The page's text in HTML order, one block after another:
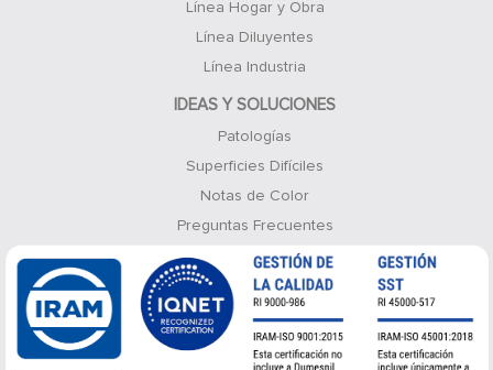
Línea Hogar y Obra
Línea Diluyentes
Línea Industria
IDEAS Y SOLUCIONES
Patologías
Superficies Difíciles
Notas de Color
Preguntas Frecuentes